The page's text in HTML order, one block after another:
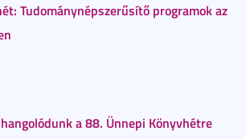
Tudománynépszerűsítő programok az
a 88. Ünnepi Könyvhétre